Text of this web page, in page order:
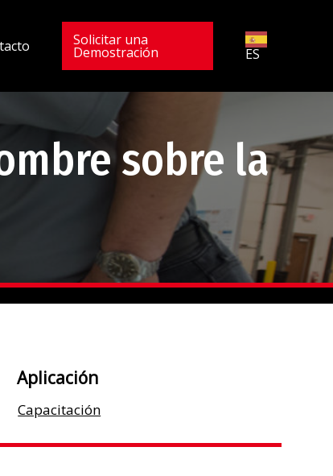
Solicitar una
Demostración ES
sobre la
Aplicación
Capacitación